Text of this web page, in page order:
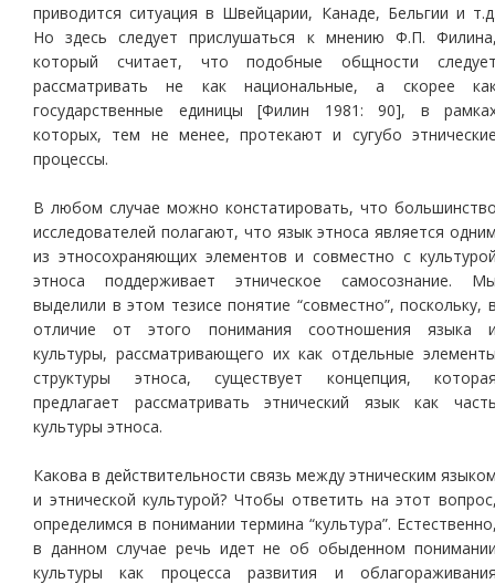
приводится ситуация в Швейцарии, Канаде, Бельгии и
Но здесь следует прислушаться к мнению Ф.П.
который считает, что подобные общности
рассматривать не как национальные, а скорее
государственные единицы [Филин 1981: 90], в
которых, тем не менее, протекают и сугубо
процессы.
В любом случае можно констатировать, что
исследователей полагают, что язык этноса является
из этносохраняющих элементов и совместно с
этноса поддерживает этническое самосознание.
выделили в этом тезисе понятие “совместно”, поскольку,
отличие от этого понимания соотношения языка
культуры, рассматривающего их как отдельные
структуры этноса, существует концепция,
предлагает рассматривать этнический язык как
культуры этноса.
Какова в действительности связь между этническим
и этнической культурой? Чтобы ответить на этот
определимся в понимании термина “культура”.
в данном случае речь идет не об обыденном
культуры как процесса развития и